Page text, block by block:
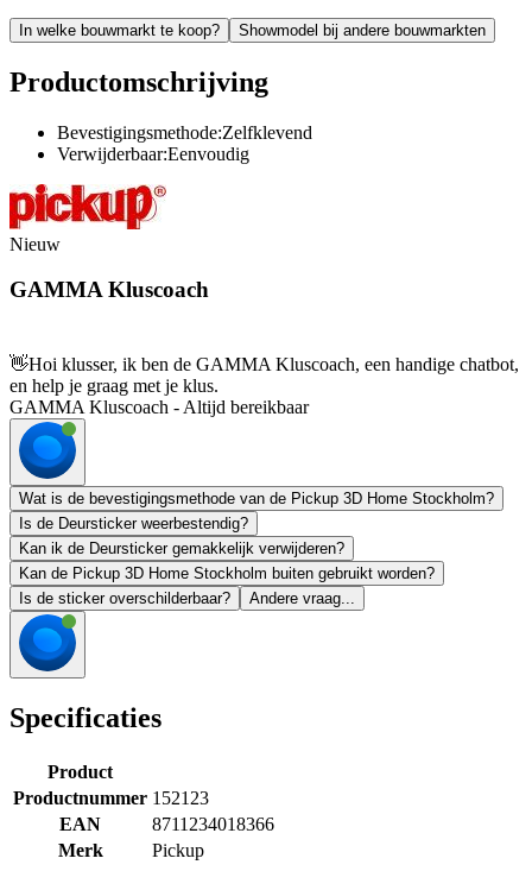
In welke bouwmarkt te koop? Showmodel bij andere bouwmarkten
Productomschrijving
Bevestigingsmethode:Zelfklevend
Verwijderbaar:Eenvoudig
Nieuw
GAMMA Kluscoach
👋Hoi klusser, ik ben de GAMMA Kluscoach, een handige chatbot,
en help je graag met je klus.
GAMMA Kluscoach - Altijd bereikbaar
Wat is de bevestigingsmethode van de Pickup 3D Home Stockholm?
Is de Deursticker weerbestendig?
Kan ik de Deursticker gemakkelijk verwijderen?
Kan de Pickup 3D Home Stockholm buiten gebruikt worden?
Is de sticker overschilderbaar?
Andere vraag...
Specificaties
Product
Productnummer 152123
EAN
8711234018366
Merk
Pickup